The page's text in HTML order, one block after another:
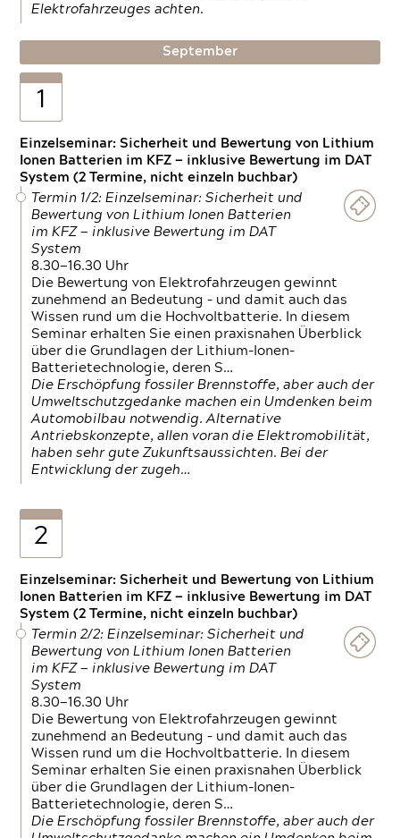
Elektrofahrzeuges achten.
September
1
Einzelseminar: Sicherheit und Bewertung von Lithium
Ionen Batterien im KFZ — inklusive Bewertung im DAT
System (2 Termine, nicht einzeln buchbar)
Termin 1/2: Einzelseminar: Sicherheit und
Bewertung von Lithium Ionen Batterien
im KFZ — inklusive Bewertung im DAT
System
8.30—16.30 Uhr
Die Bewertung von Elektrofahrzeugen gewinnt
zunehmend an Bedeutung – und damit auch das
Wissen rund um die Hochvoltbatterie. In diesem
Seminar erhalten Sie einen praxisnahen Überblick
über die Grundlagen der Lithium-Ionen-
Batterietechnologie, deren S…
Die Erschöpfung fossiler Brennstoffe, aber auch der
Umweltschutzgedanke machen ein Umdenken beim
Automobilbau notwendig. Alternative
Antriebskonzepte, allen voran die Elektromobilität,
haben sehr gute Zukunftsaussichten. Bei der
Entwicklung der zugeh…
2
Einzelseminar: Sicherheit und Bewertung von Lithium
Ionen Batterien im KFZ — inklusive Bewertung im DAT
System (2 Termine, nicht einzeln buchbar)
Termin 2/2: Einzelseminar: Sicherheit und
Bewertung von Lithium Ionen Batterien
im KFZ — inklusive Bewertung im DAT
System
8.30—16.30 Uhr
Die Bewertung von Elektrofahrzeugen gewinnt
zunehmend an Bedeutung – und damit auch das
Wissen rund um die Hochvoltbatterie. In diesem
Seminar erhalten Sie einen praxisnahen Überblick
über die Grundlagen der Lithium-Ionen-
Batterietechnologie, deren S…
Die Erschöpfung fossiler Brennstoffe, aber auch der